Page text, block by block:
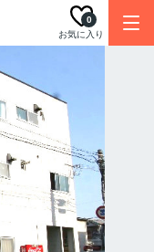
お気に入り
0